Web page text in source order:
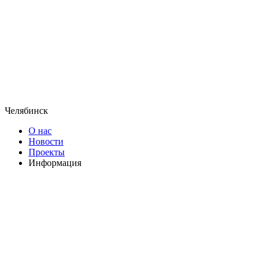
Челябинск
О нас
Новости
Проекты
Информация